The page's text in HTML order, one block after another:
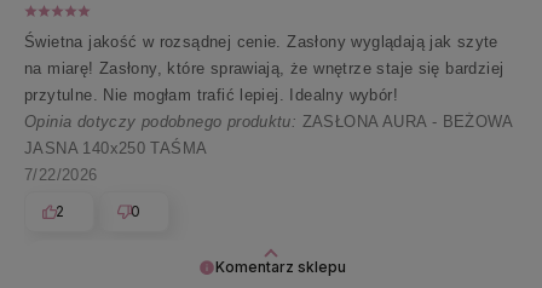
Komentarz sklepu
Świetna jakość w rozsądnej cenie. Zasłony wyglądają jak szyte
na miarę! Zasłony, które sprawiają, że wnętrze staje się bardziej
przytulne. Nie mogłam trafić lepiej. Idealny wybór!
Opinia dotyczy podobnego produktu: ZASŁONA AURA - BEŻOWA
JASNA 140x250 TAŚMA
7/22/2026
2
0